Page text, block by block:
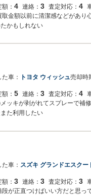
： 4 連絡： 3 査定対応： 4
金額以前に清潔感などがあり
かもしれない
車： トヨタ ウィッシュ売却時
： 5 連絡： 3 査定対応： 4
ッキが剥がれてスプレーで補
た利用したい
車： スズキ グランドエスクー
： 3 連絡： 3 査定対応： 3
が正直つけばいい方だと思